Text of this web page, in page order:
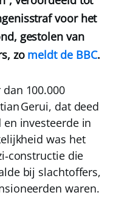
voor het
gestolen van
zo meldt de BBC.
100.000
Gerui, dat deed
investeerde in
was het
die
bij slachtoffers,
waren.